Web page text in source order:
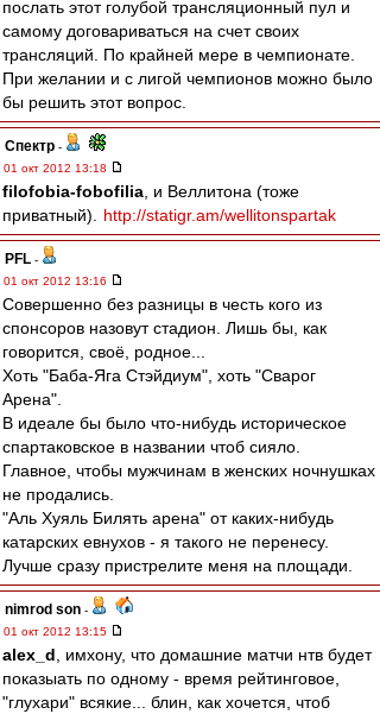
послать этот голубой трансляционный пул и
самому договариваться на счет своих
трансляций. По крайней мере в чемпионате.
При желании и с лигой чемпионов можно было
бы решить этот вопрос.
Спектр -
01 окт 2012 13:18
filofobia-fobofilia , и Веллитона (тоже
приватный).
http://statigr.am/wellitonspartak
PFL -
01 окт 2012 13:16
Совершенно без разницы в честь кого из
спонсоров назовут стадион. Лишь бы, как
говорится, своё, родное...
Хоть "Баба-Яга Стэйдиум", хоть "Сварог
Арена".
В идеале бы было что-нибудь историческое
спартаковское в названии чтоб сияло.
Главное, чтобы мужчинам в женских ночнушках
не продались.
"Аль Хуяль Билять арена" от каких-нибудь
катарских евнухов - я такого не перенесу.
Лучше сразу пристрелите меня на площади.
nimrod son -
01 окт 2012 13:15
alex_d , имхону, что домашние матчи нтв будет
показыать по одному - время рейтинговое,
"глухари" всякие... блин, как хочется, чтоб